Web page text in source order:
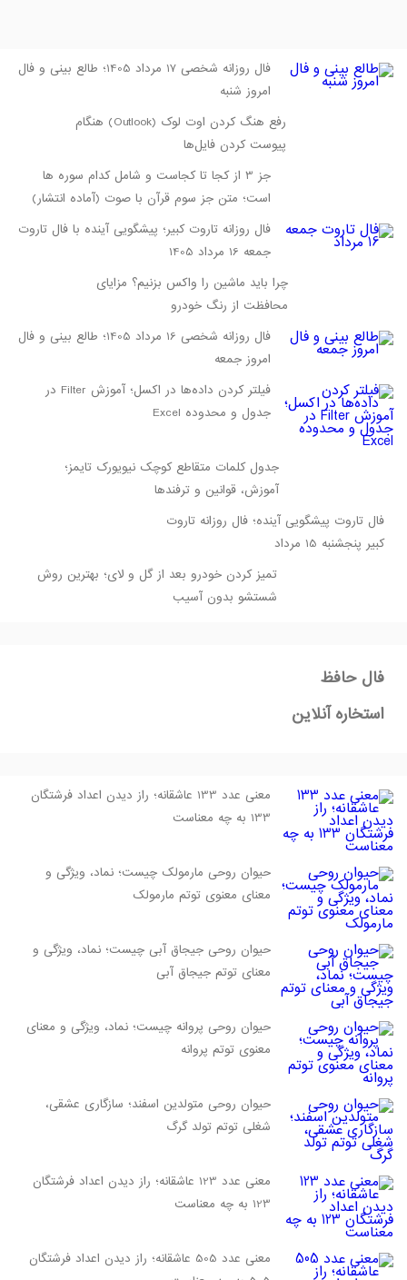
فال روزانه شخصی 17 مرداد 1405؛ طالع بینی و فال
امروز شنبه
رفع هنگ کردن اوت لوک (Outlook) هنگام
پیوست کردن فایل‌ها
جز 3 از کجا تا کجاست و شامل کدام سوره ها
است؛ متن جز سوم قرآن با صوت (آماده انتشار)
فال روزانه تاروت کبیر؛ پیشگویی آینده با فال تاروت
جمعه 16 مرداد 1405
چرا باید ماشین را واکس بزنیم؟ مزایای
محافظت از رنگ خودرو
فال روزانه شخصی 16 مرداد 1405؛ طالع بینی و فال
امروز جمعه
فیلتر کردن داده‌ها در اکسل؛ آموزش Filter در
جدول و محدوده Excel
جدول کلمات متقاطع کوچک نیویورک تایمز؛
آموزش، قوانین و ترفندها
فال تاروت پیشگویی آینده؛ فال روزانه تاروت
کبیر پنجشنبه 15 مرداد
تمیز کردن خودرو بعد از گل و لای؛ بهترین روش
شستشو بدون آسیب
فال حافظ
استخاره آنلاین
معنی عدد 133 عاشقانه؛ راز دیدن اعداد فرشتگان
133 به چه معناست
حیوان روحی مارمولک چیست؛ نماد، ویژگی و
معنای معنوی توتم مارمولک
حیوان روحی جیجاق آبی چیست؛ نماد، ویژگی و
معنای توتم جیجاق آبی
حیوان روحی پروانه چیست؛ نماد، ویژگی و معنای
معنوی توتم پروانه
حیوان روحی متولدین اسفند؛ سازگاری عشقی،
شغلی توتم تولد گرگ
معنی عدد 123 عاشقانه؛ راز دیدن اعداد فرشتگان
123 به چه معناست
معنی عدد 505 عاشقانه؛ راز دیدن اعداد فرشتگان